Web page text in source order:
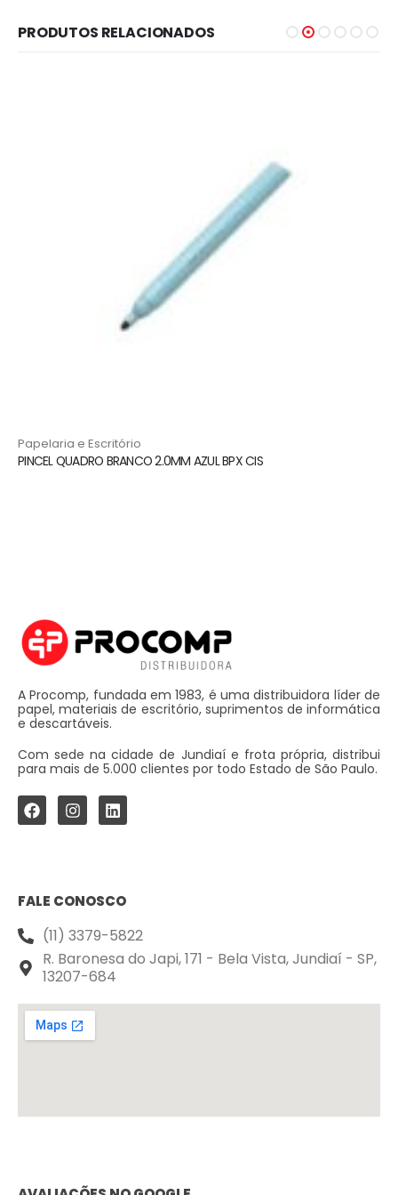
PRODUTOS RELACIONADOS
Papelaria e Escritório
PINCEL QUADRO BRANCO 2.0MM AZUL BPX CIS
A Procomp, fundada em 1983, é uma distribuidora líder de
papel, materiais de escritório, suprimentos de informática
e descartáveis.
Com sede na cidade de Jundiaí e frota própria, distribui
para mais de 5.000 clientes por todo Estado de São Paulo.
FALE CONOSCO
(11) 3379-5822
R. Baronesa do Japi, 171 - Bela Vista, Jundiaí - SP,
13207-684